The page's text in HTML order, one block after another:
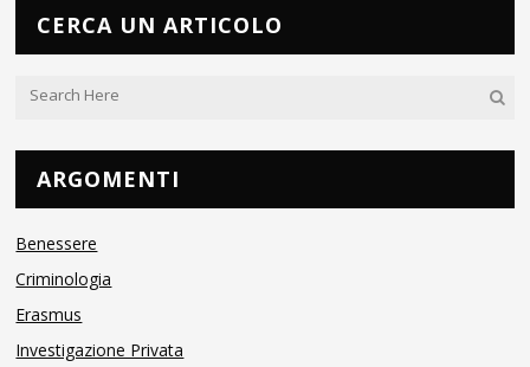
CERCA UN ARTICOLO
ARGOMENTI
Benessere
Criminologia
Erasmus
Investigazione Privata